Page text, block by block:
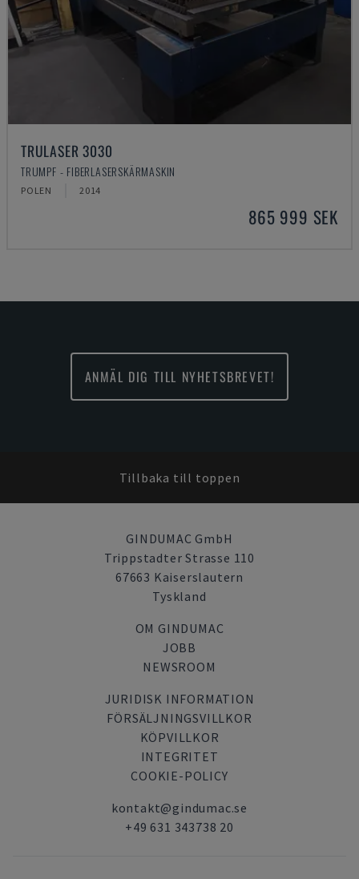
TRULASER 3030
TRUMPF - FIBERLASERSKÄRMASKIN
POLEN 2014
865 999 SEK
ANMÄL DIG TILL NYHETSBREVET!
Tillbaka till toppen
GINDUMAC GmbH
Trippstadter Strasse 110
67663 Kaiserslautern
Tyskland
OM GINDUMAC
JOBB
NEWSROOM
JURIDISK INFORMATION
FÖRSÄLJNINGSVILLKOR
KÖPVILLKOR
INTEGRITET
COOKIE-POLICY
kontakt@gindumac.se
+49 631 343738 20